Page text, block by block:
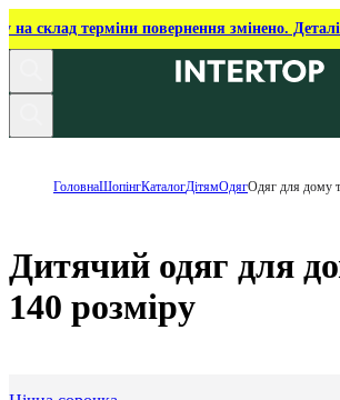
на склад терміни повернення змінено.
ГоловнаШопінгКаталогДітямОдягОдяг для дому
Дитячий одяг для
140 розміру